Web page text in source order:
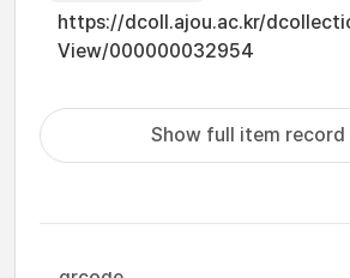
https://dcoll.ajou.ac.kr/
View/000000032954
Show full item record